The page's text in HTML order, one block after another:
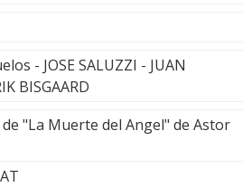
- JOSE SALUZZI - JUAN
BISGAARD
"La Muerte del Angel" de Astor